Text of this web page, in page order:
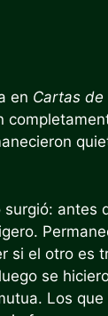
en Cartas de
antes
si el otro es
se
Los